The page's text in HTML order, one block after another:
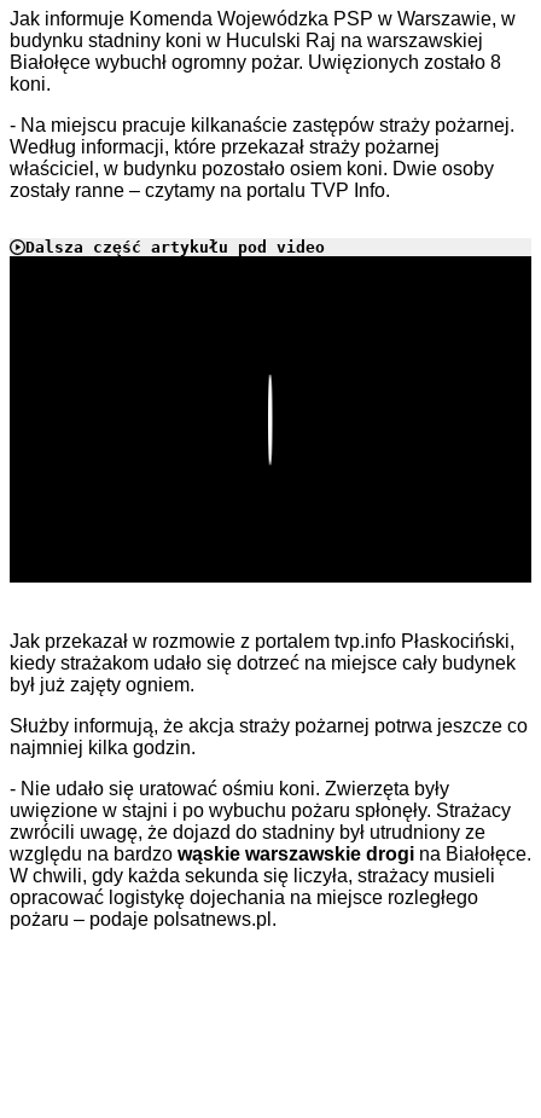
Jak informuje Komenda Wojewódzka PSP w Warszawie, w
budynku stadniny koni w Huculski Raj na warszawskiej
Białołęce wybuchł ogromny pożar. Uwięzionych zostało 8
koni.
- Na miejscu pracuje kilkanaście zastępów straży pożarnej.
Według informacji, które przekazał straży pożarnej
właściciel, w budynku pozostało osiem koni. Dwie osoby
zostały ranne – czytamy na portalu TVP Info.
Dalsza część artykułu pod video
Jak przekazał w rozmowie z portalem tvp.info Płaskociński,
kiedy strażakom udało się dotrzeć na miejsce cały budynek
był już zajęty ogniem.
Służby informują, że akcja straży pożarnej potrwa jeszcze co
najmniej kilka godzin.
- Nie udało się uratować ośmiu koni. Zwierzęta były
uwięzione w stajni i po wybuchu pożaru spłonęły. Strażacy
zwrócili uwagę, że dojazd do stadniny był utrudniony ze
względu na bardzo wąskie warszawskie drogi na Białołęce.
W chwili, gdy każda sekunda się liczyła, strażacy musieli
opracować logistykę dojechania na miejsce rozległego
pożaru – podaje polsatnews.pl.